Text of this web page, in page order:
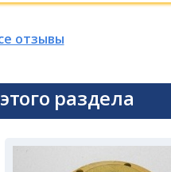
отзывы
раздела